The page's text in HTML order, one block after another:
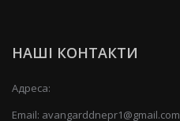
НАШІ КОНТАКТИ
Адреса:
Email: avangarddnepr1@gmail.com